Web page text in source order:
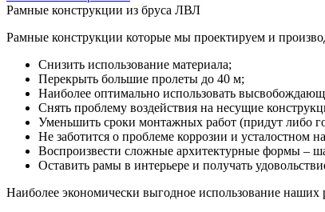
Рамные конструкции из бруса ЛВЛ
Рамные конструкции которые мы проектируем и
Снизить использование материала;
Перекрыть большие пролеты до 40 м;
Наиболее оптимально использовать
Снять проблему воздействия на несущие
Уменьшить сроки монтажных работ (придут либо
Не заботится о проблеме коррозии и усталостном
Воспроизвести сложные архитектурные формы –
Оставить рамы в интерьере и получать
Наиболее экономически выгодное использование наших